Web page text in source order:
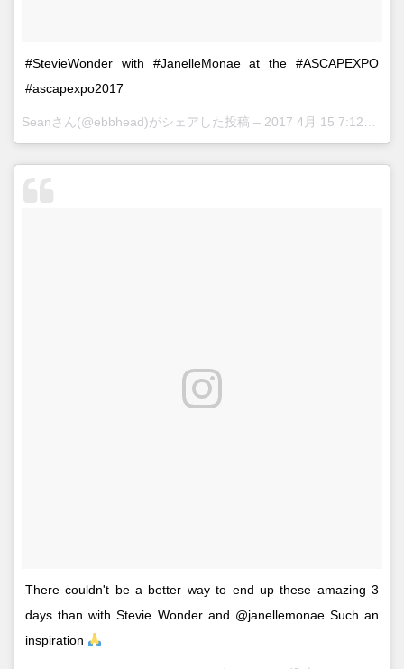
#StevieWonder with #JanelleMonae at the #ASCAPEXPO
#ascapexpo2017
Seanさん(@ebbhead)がシェアした投稿 – 2017 4月 15 7:12午後 PDT
There couldn't be a better way to end up these amazing 3
days than with Stevie Wonder and @janellemonae Such an
inspiration